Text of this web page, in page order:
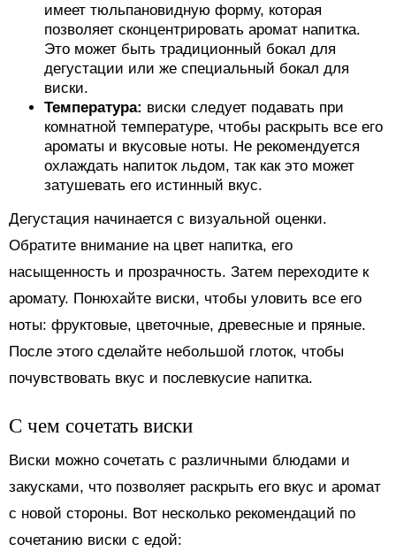
имеет тюльпановидную форму, которая
позволяет сконцентрировать аромат напитка.
Это может быть традиционный бокал для
дегустации или же специальный бокал для
виски.
Температура: виски следует подавать при
комнатной температуре, чтобы раскрыть все его
ароматы и вкусовые ноты. Не рекомендуется
охлаждать напиток льдом, так как это может
затушевать его истинный вкус.
Дегустация начинается с визуальной оценки.
Обратите внимание на цвет напитка, его
насыщенность и прозрачность. Затем переходите к
аромату. Понюхайте виски, чтобы уловить все его
ноты: фруктовые, цветочные, древесные и пряные.
После этого сделайте небольшой глоток, чтобы
почувствовать вкус и послевкусие напитка.
С чем сочетать виски
Виски можно сочетать с различными блюдами и
закусками, что позволяет раскрыть его вкус и аромат
с новой стороны. Вот несколько рекомендаций по
сочетанию виски с едой: